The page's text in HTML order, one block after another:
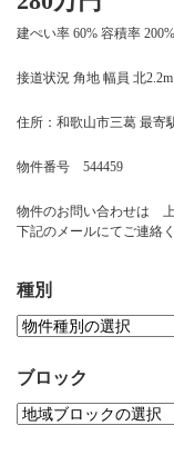
月極駐車場のご案内
お問い合わせ
建ぺい率 60% 容積率
接道状況 角地 幅員 北
住所：和歌山市三葛 最
物件番号 544459
物件のお問い合わせは
下記のメールにてご連絡く
種別
ブロック